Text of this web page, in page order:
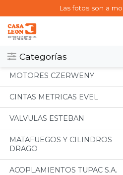
Las fotos son a
Categorías
Categorias
Todos
MOTORES CZERWENY
CINTAS METRICAS EVEL
VALVULAS ESTEBAN
MATAFUEGOS Y CILINDROS
DRAGO
ACOPLAMIENTOS TUPAC S.A.